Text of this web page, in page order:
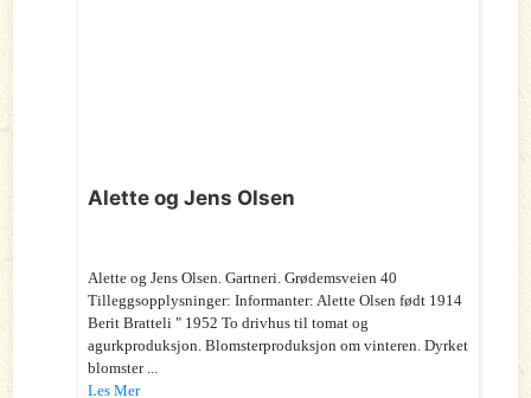
Alette og Jens Olsen
Alette og Jens Olsen. Gartneri. Grødemsveien 40
Tilleggsopplysninger: Informanter: Alette Olsen født 1914
Berit Bratteli " 1952 To drivhus til tomat og
agurkproduksjon. Blomsterproduksjon om vinteren. Dyrket
blomster ...
Les Mer